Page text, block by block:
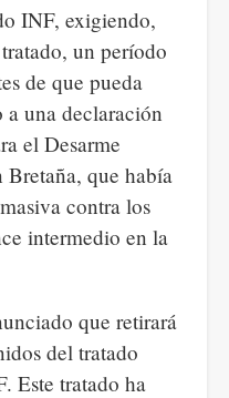
INF, exigiendo,
un período
de que pueda
a una declaración
el Desarme
Bretaña, que había
contra los
intermedio en la
que retirará
del tratado
Este tratado ha